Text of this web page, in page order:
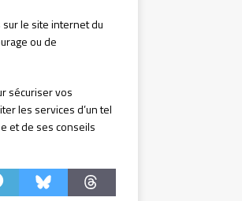
le site internet du
ou de
sécuriser vos
les services d’un tel
et de ses conseils